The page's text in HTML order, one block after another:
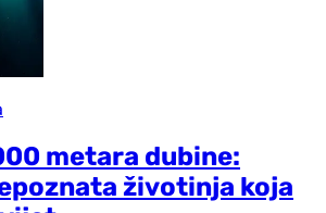
metara dubine:
životinja koja